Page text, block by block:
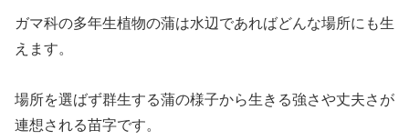
ガマ科の多年生植物の蒲は水辺であればどんな場所にも生
えます。
場所を選ばず群生する蒲の様子から生きる強さや丈夫さが
連想される苗字です。